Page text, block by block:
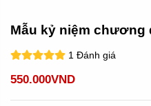
Mẫu kỷ niệm chương
1 Đánh giá
550.000VND